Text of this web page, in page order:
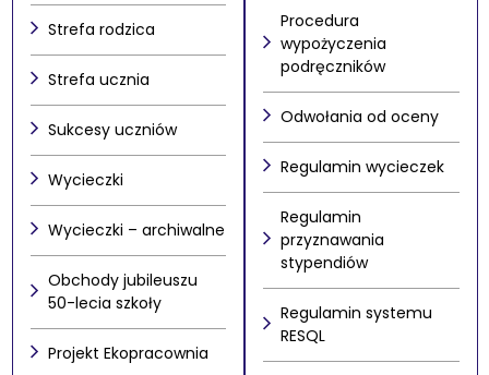
Strefa rodzica
Strefa ucznia
Sukcesy uczniów
Wycieczki
Wycieczki – archiwalne
Obchody jubileuszu
50-lecia szkoły
Projekt Ekopracownia
Procedura
wypożyczenia
podręczników
Odwołania od oceny
Regulamin wycieczek
Regulamin
przyznawania
stypendiów
Regulamin systemu
RESQL